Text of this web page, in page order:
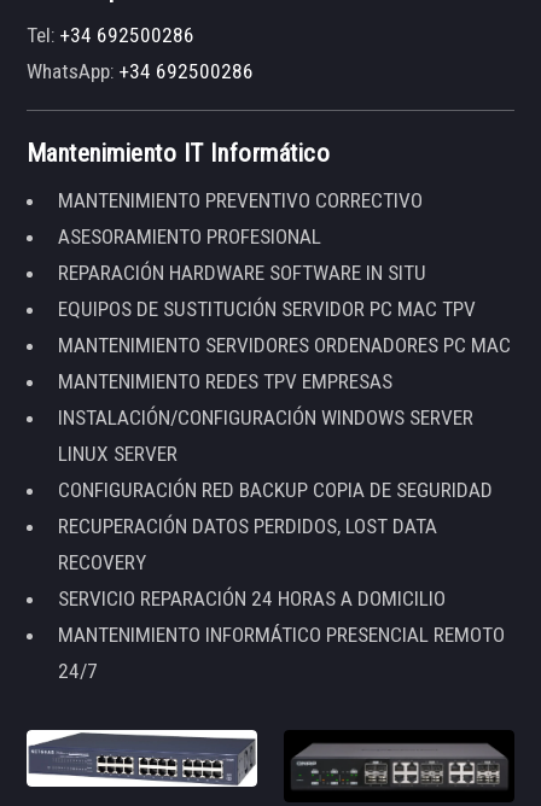
Tel:+34 692500286
WhatsApp:+34 692500286
Mantenimiento IT Informático
MANTENIMIENTO PREVENTIVO CORRECTIVO
ASESORAMIENTO PROFESIONAL
REPARACIÓN HARDWARE SOFTWARE IN SITU
EQUIPOS DE SUSTITUCIÓN SERVIDOR PC MAC TPV
MANTENIMIENTO SERVIDORES ORDENADORES PC MAC
MANTENIMIENTO REDES TPV EMPRESAS
INSTALACIÓN/CONFIGURACIÓN WINDOWS SERVER
LINUX SERVER
CONFIGURACIÓN RED BACKUP COPIA DE SEGURIDAD
RECUPERACIÓN DATOS PERDIDOS, LOST DATA
RECOVERY
SERVICIO REPARACIÓN 24 HORAS A DOMICILIO
MANTENIMIENTO INFORMÁTICO PRESENCIAL REMOTO
24/7